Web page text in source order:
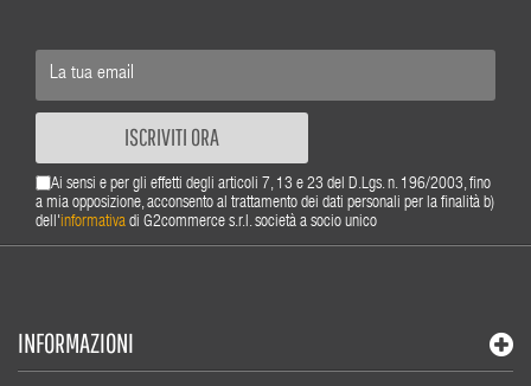
ISCRIVITI ORA
Ai sensi e per gli effetti degli articoli 7, 13 e 23 del D.Lgs. n. 196/2003, fino
a mia opposizione, acconsento al trattamento dei dati personali per la finalità b)
dell'informativa di G2commerce s.r.l. società a socio unico
INFORMAZIONI